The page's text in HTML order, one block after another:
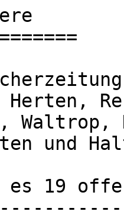
Herten,
und
19